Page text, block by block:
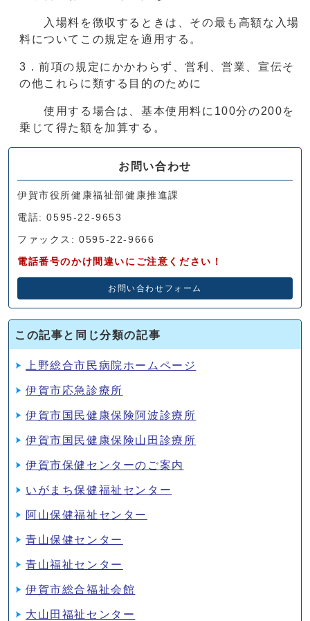
入場料を徴収するときは、その最も高額な入場
料についてこの規定を適用する。
3．前項の規定にかかわらず、営利、営業、宣伝そ
の他これらに類する目的のために
使用する場合は、基本使用料に100分の200を
乗じて得た額を加算する。
お問い合わせ
伊賀市役所健康福祉部健康推進課
電話: 0595-22-9653
ファックス: 0595-22-9666
電話番号のかけ間違いにご注意ください！
お問い合わせフォーム
この記事と同じ分類の記事
上野総合市民病院ホームページ
伊賀市応急診療所
伊賀市国民健康保険阿波診療所
伊賀市国民健康保険山田診療所
伊賀市保健センターのご案内
いがまち保健福祉センター
阿山保健福祉センター
青山保健センター
青山福祉センター
伊賀市総合福祉会館
大山田福祉センター